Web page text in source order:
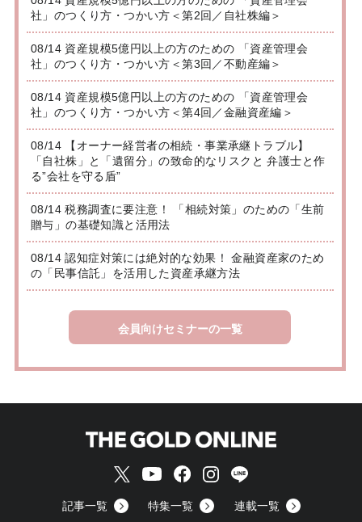
社」のつくり方・つかい方＜第2回／自社株編＞
08/14 資産規模5億円以上の方のための 「資産管理会
社」のつくり方・つかい方＜第3回／不動産編＞
08/14 資産規模5億円以上の方のための 「資産管理会
社」のつくり方・つかい方＜第4回／金融資産編＞
08/14 【オーナー経営者の相続・事業承継トラブル】
「自社株」と「遺留分」の致命的なリスクと 弁護士と作
る”会社を守る盾”
08/14 税務調査に要注意！ 「相続対策」のための「生前
贈与」の基礎知識と活用法
08/14 認知症対策には絶対的な効果！ 金融資産家のため
の「民事信託」を活用した資産承継方法
会員向けセミナーの一覧
記事一覧 特集一覧 連載一覧